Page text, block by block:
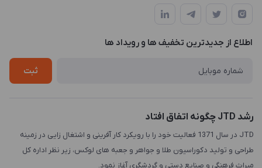
طبقه3
لیست محصولات
درباره ما
چاپ و حکاکی
طراحی سه بعدی
اطلاع از جدیدترین تخفیف ها و رویداد ها
ثبت
رشد JTD چگونه اتفاق افتاد
JTD در سال 1371 فعالیت خود را با رویکرد کار آفرینی و اشتغال زایی در زمینه
طراحی و تولید دکوراسیون طلا و جواهر و جعبه های لوکس، زیر نظر اداره کل
میراث فرهنگی و صنایع دستی و گردشگری آغاز نمود.